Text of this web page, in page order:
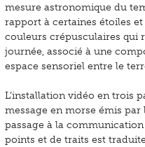
mesure astronomique du
rapport à certaines étoiles
couleurs crépusculaires qui
journée, associé à une
espace sensoriel entre le
L’installation vidéo en trois
message en morse émis par
passage à la
points et de traits est